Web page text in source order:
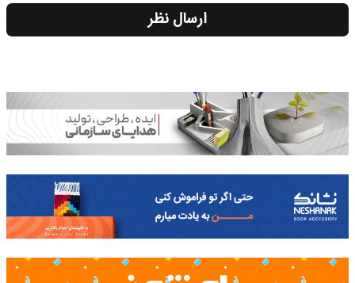
ارسال نظر